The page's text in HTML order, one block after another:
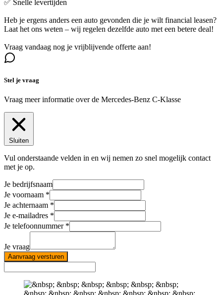
✅ Snelle levertijden
Heb je ergens anders een auto gevonden die je wilt financial leasen?
Laat het ons weten – wij regelen dezelfde auto met een betere deal!
Vraag vandaag nog je vrijblijvende offerte aan!
Stel je vraag
Vraag meer informatie over de Mercedes-Benz C-Klasse
Sluiten
Vul onderstaande velden in en wij nemen zo snel mogelijk contact
met je op.
Je bedrijfsnaam
Je voornaam
Je achternaam
Je e-mailadres
Je telefoonnummer
Je vraag
Aanvraag versturen